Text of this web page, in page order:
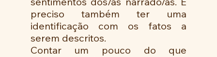
preciso também ter uma
identificação com os fatos a
serem descritos.
Contar um pouco do que